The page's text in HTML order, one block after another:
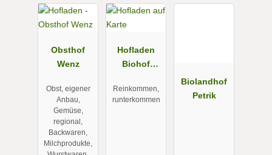
Obsthof
Wenz
Obst, eigener
Anbau,
Gemüse,
regional,
Backwaren,
Milchprodukte,
Hofladen
Biohof
Reinkommen,
runterkommen
Biolandhof
Petrik